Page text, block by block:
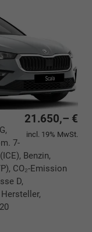
21.650,– €
incl. 19% MwSt.
7-
Benzin,
CO₂-Emission
D,